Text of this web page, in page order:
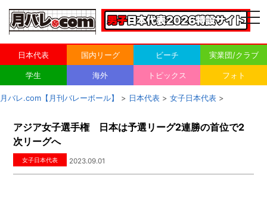
日本代表 国内リーグ ビーチ 実業団/クラブ
学生 海外 トピックス フォト
月バレ.com【月刊バレーボール】 > 日本代表 > 女子日本代表 >
アジア女子選手権 日本は予選リーグ2連勝の首位で2
次リーグへ
女子日本代表 2023.09.01